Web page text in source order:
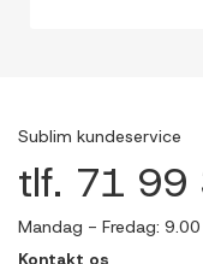
Sublim kundeservice
tlf. 71 99
Mandag - Fredag:
Kontakt os